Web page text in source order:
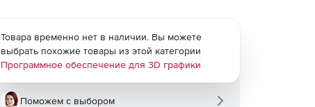
Товара временно нет в наличии. Вы можете
выбрать похожие товары из этой категории
Программное обеспечение для 3D графики
Поможем с выбором